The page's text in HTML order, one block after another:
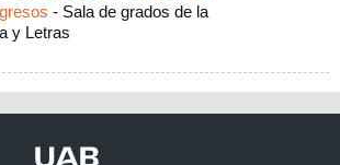
- Sala de grados de la
y Letras